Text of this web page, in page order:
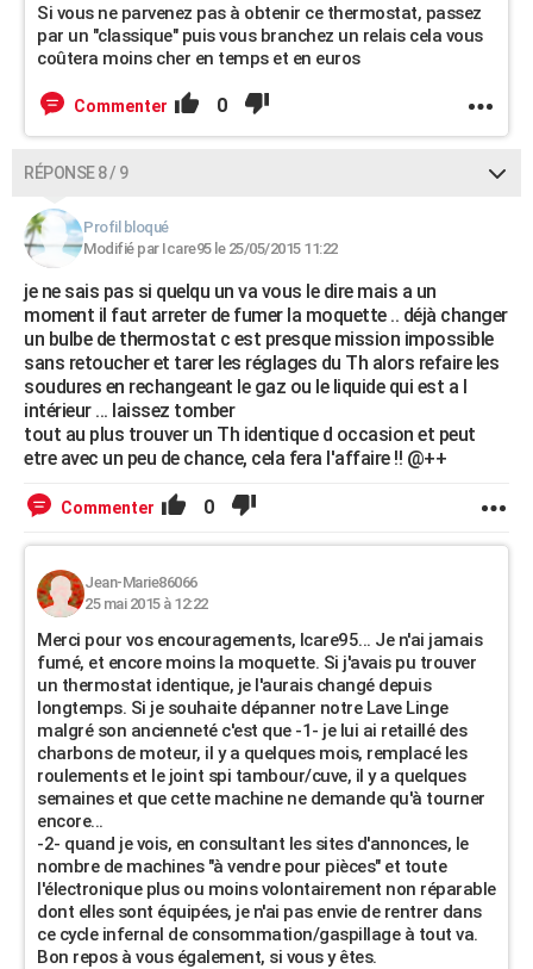
Si vous ne parvenez pas à obtenir ce thermostat, passez
par un "classique" puis vous branchez un relais cela vous
coûtera moins cher en temps et en euros
Commenter 0
RÉPONSE 8 / 9
Profil bloqué
Modifié par Icare95 le 25/05/2015 11:22
je ne sais pas si quelqu un va vous le dire mais a un
moment il faut arreter de fumer la moquette .. déjà changer
un bulbe de thermostat c est presque mission impossible
sans retoucher et tarer les réglages du Th alors refaire les
soudures en rechangeant le gaz ou le liquide qui est a l
intérieur ... laissez tomber
tout au plus trouver un Th identique d occasion et peut
etre avec un peu de chance, cela fera l'affaire !! @++
Commenter 0
Jean-Marie86066
25 mai 2015 à 12:22
Merci pour vos encouragements, Icare95... Je n'ai jamais
fumé, et encore moins la moquette. Si j'avais pu trouver
un thermostat identique, je l'aurais changé depuis
longtemps. Si je souhaite dépanner notre Lave Linge
malgré son ancienneté c'est que -1- je lui ai retaillé des
charbons de moteur, il y a quelques mois, remplacé les
roulements et le joint spi tambour/cuve, il y a quelques
semaines et que cette machine ne demande qu'à tourner
encore...
-2- quand je vois, en consultant les sites d'annonces, le
nombre de machines "à vendre pour pièces" et toute
l'électronique plus ou moins volontairement non réparable
dont elles sont équipées, je n'ai pas envie de rentrer dans
ce cycle infernal de consommation/gaspillage à tout va.
Bon repos à vous également, si vous y êtes.